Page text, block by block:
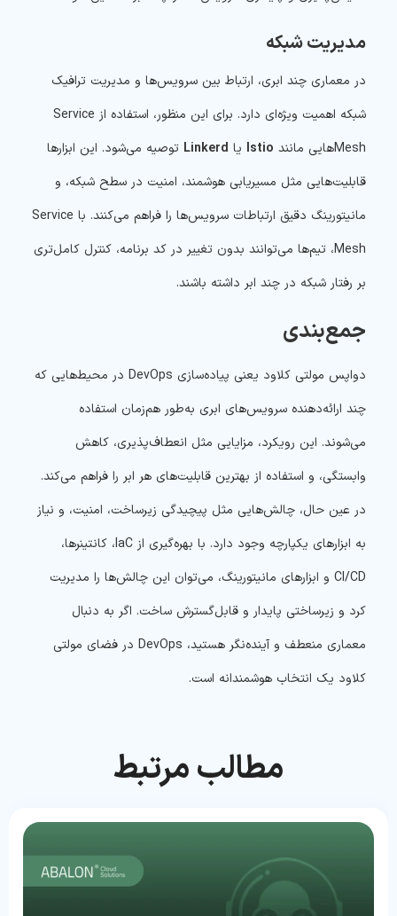
مدیریت شبکه
در معماری چند ابری، ارتباط بین سرویس‌ها و مدیریت ترافیک
شبکه اهمیت ویژه‌ای دارد. برای این منظور، استفاده از Service
Mesh‌هایی مانند
Istio یا Linkerd توصیه می‌شود. این ابزارها
قابلیت‌هایی مثل مسیریابی هوشمند، امنیت در سطح شبکه، و
مانیتورینگ دقیق ارتباطات سرویس‌ها را فراهم می‌کنند. با Service
Mesh، تیم‌ها می‌توانند بدون تغییر در کد برنامه، کنترل کامل‌تری
بر رفتار شبکه در چند ابر داشته باشند.
جمع‌بندی
دواپس مولتی کلاود یعنی پیاده‌سازی DevOps در محیط‌هایی که
چند ارائه‌دهنده‌ سرویس‌های ابری به‌طور هم‌زمان استفاده
می‌شوند. این رویکرد، مزایایی مثل انعطاف‌پذیری، کاهش
وابستگی، و استفاده از بهترین قابلیت‌های هر ابر را فراهم می‌کند.
در عین حال، چالش‌هایی مثل پیچیدگی زیرساخت، امنیت، و نیاز
به ابزارهای یکپارچه وجود دارد. با بهره‌گیری از IaC، کانتینرها،
CI/CD و ابزارهای مانیتورینگ، می‌توان این چالش‌ها را مدیریت
کرد و زیرساختی پایدار و قابل‌گسترش ساخت. اگر به دنبال
معماری منعطف و آینده‌نگر هستید، DevOps در فضای مولتی
کلاود یک انتخاب هوشمندانه است.
مطالب مرتبط